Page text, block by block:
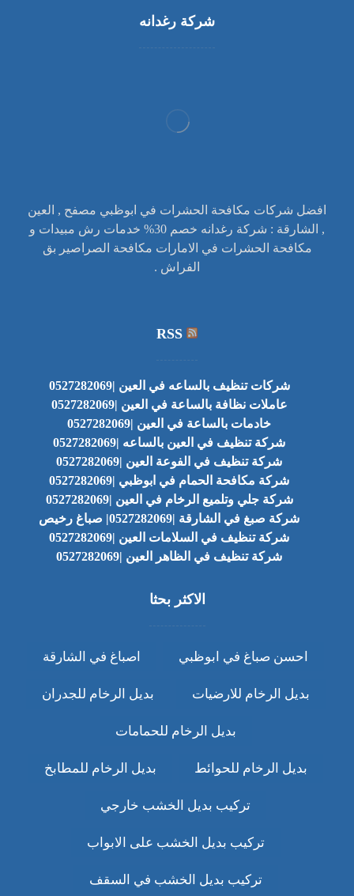
شركة رغدانه
افضل شركات مكافحة الحشرات في ابوظبي مصفح , العين
, الشارقة : شركة رغدانه خصم 30% خدمات رش مبيدات و
مكافحة الحشرات في الامارات مكافحة الصراصير بق
الفراش .
RSS
شركات تنظيف بالساعه في العين |0527282069
عاملات نظافة بالساعة في العين |0527282069
خادمات بالساعة في العين |0527282069
شركة تنظيف في العين بالساعه |0527282069
شركة تنظيف في الفوعة العين |0527282069
شركة مكافحة الحمام في ابوظبي |0527282069
شركة جلي وتلميع الرخام في العين |0527282069
شركة صبغ في الشارقة |0527282069| صباغ رخيص
شركة تنظيف في السلامات العين |0527282069
شركة تنظيف في الظاهر العين |0527282069
الاكثر بحثا
احسن صباغ في ابوظبي اصباغ في الشارقة
بديل الرخام للارضيات بديل الرخام للجدران
بديل الرخام للحمامات
بديل الرخام للحوائط بديل الرخام للمطابخ
تركيب بديل الخشب خارجي
تركيب بديل الخشب على الابواب
تركيب بديل الخشب في السقف